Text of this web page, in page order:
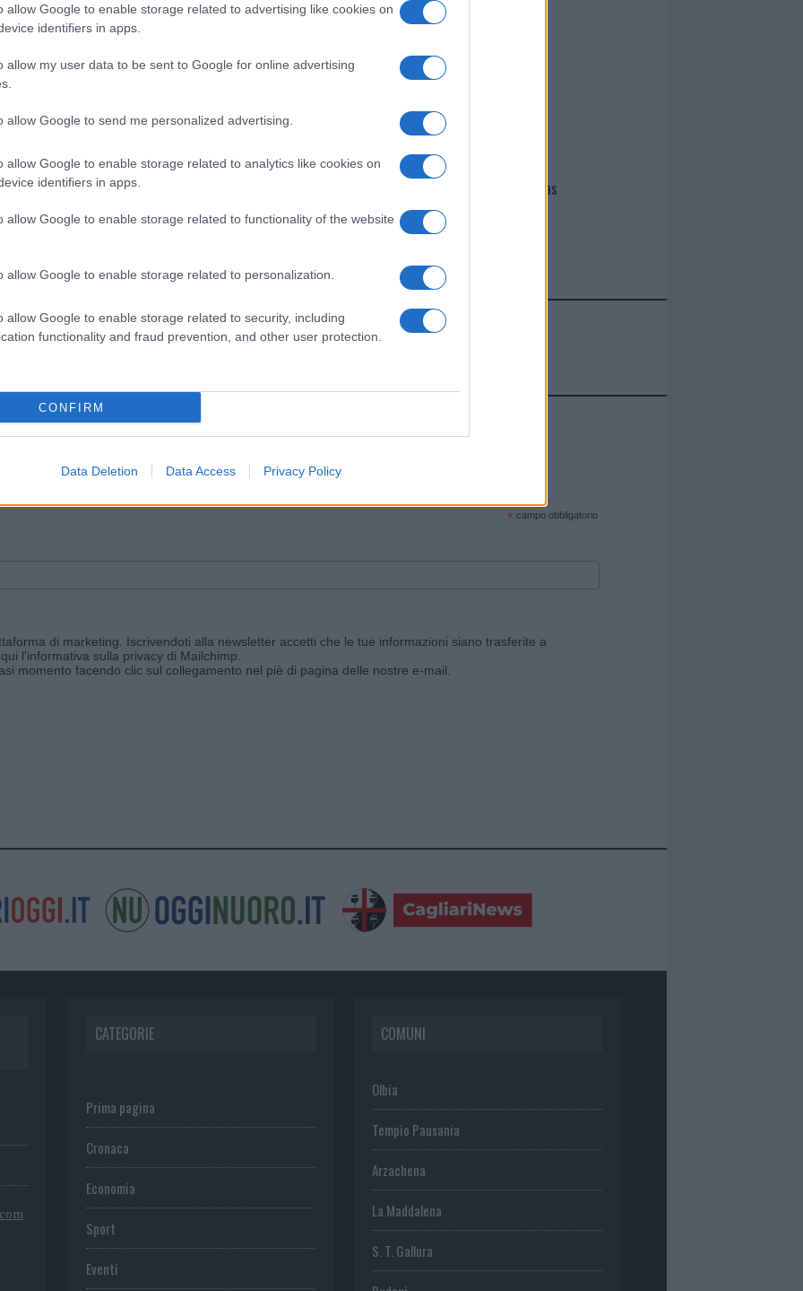
allow Google to enable storage related to advertising like cookies on
identifiers in apps.
allow my user data to be sent to Google for online advertising
allow Google to send me personalized advertising.
allow Google to enable storage related to analytics like cookies on
identifiers in apps.
allow Google to enable storage related to functionality of the website
allow Google to enable storage related to personalization.
allow Google to enable storage related to security, including
functionality and fraud prevention, and other user protection.
CONFIRM
Data Deletion Data Access Privacy Policy
I nostri cari
Giovannimaria Cabras
Invia un Comunicato Stampa|Pubblicità|Segnala
e ricevi le nostre email periodiche contenenti le ultime notizie pubblicate sul sito web!
* campo obbligatorio
di marketing. Iscrivendoti alla newsletter accetti che le tue informazioni siano trasferite a
l'informativa sulla privacy di Mailchimp
momento facendo clic sul collegamento nel piè di pagina delle nostre e-mail.
CATEGORIE
Prima pagina
Cronaca
Economia
Sport
Eventi
COMUNI
Olbia
Tempio Pausania
Arzachena
La Maddalena
S. T. Gallura